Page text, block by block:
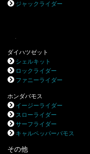
ジャックライダー
ダイハツゼット
シェルキット
ロックライダー
ファニーライダー
ホンダバモス
イージーライダー
スローライダー
サーフライダー
キャルペッパーバモス
その他